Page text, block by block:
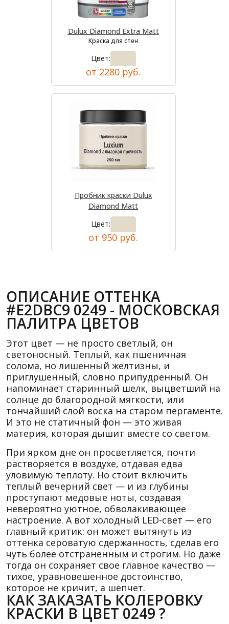
Dulux Diamond Extra Matt
Краска для стен
Цвет:
от 2280 руб.
Пробник краски Dulux
Diamond Matt
Цвет:
от 950 руб.
ОПИСАНИЕ ОТТЕНКА
#E2DBC9 0249 - МОСКОВСКАЯ
ПАЛИТРА ЦВЕТОВ
Этот цвет — не просто светлый, он
светоносный. Теплый, как пшеничная
солома, но лишенный желтизны, и
приглушенный, словно припудренный. Он
напоминает старинный шелк, выцветший на
солнце до благородной мягкости, или
тончайший слой воска на старом пергаменте.
И это не статичный фон — это живая
материя, которая дышит вместе со светом.
При ярком дне он просветляется, почти
растворяется в воздухе, отдавая едва
уловимую теплоту. Но стоит включить
теплый вечерний свет — и из глубины
проступают медовые ноты, создавая
невероятно уютное, обволакивающее
настроение. А вот холодный LED-свет — его
главный критик: он может вытянуть из
оттенка сероватую сдержанность, сделав его
чуть более отстраненным и строгим. Но даже
тогда он сохраняет свое главное качество —
тихое, уравновешенное достоинство,
которое не кричит, а шепчет.
КАК ЗАКАЗАТЬ КОЛЕРОВКУ
КРАСКИ В ЦВЕТ 0249 ?